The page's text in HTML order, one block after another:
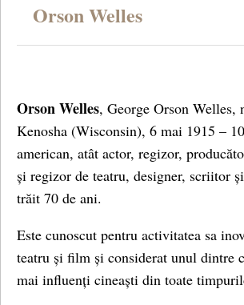
Orson Welles
Orson Welles, George Orson Welles,
Kenosha (Wisconsin), 6 mai 1915 –
american, atât actor, regizor,
și regizor de teatru, designer, scriitor
trăit 70 de ani.
Este cunoscut pentru activitatea sa
teatru și film și considerat unul dintre
mai influenți cineaști din toate